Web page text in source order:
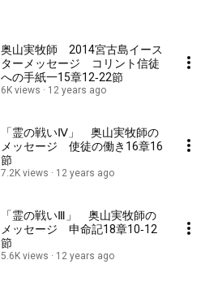
奥山実牧師 2014宮古島イース
ターメッセージ コリント信徒
への手紙一15章12‐22節
6K views 12 years ago
「霊の戦いⅣ」 奥山実牧師の
メッセージ 使徒の働き16章16
節
7.2K views 12 years ago
「霊の戦いⅢ」 奥山実牧師の
メッセージ 申命記18章10‐12
節
5.6K views 12 years ago